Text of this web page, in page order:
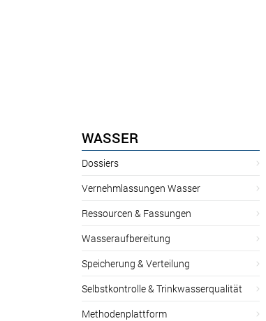
WASSER
Dossiers
Vernehmlassungen Wasser
Ressourcen & Fassungen
Wasseraufbereitung
Speicherung & Verteilung
Selbstkontrolle & Trinkwasserqualität
Methodenplattform